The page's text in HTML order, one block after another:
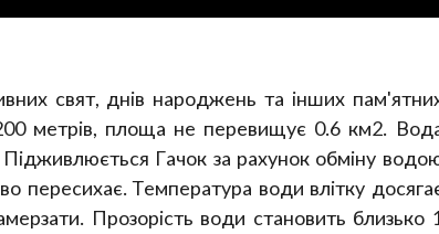
свят, днів народжень та інших
метрів, площа не перевищує 0.6 км2.
Гачок за рахунок обміну
пересихає. Температура води влітку
Прозорість води становить близько